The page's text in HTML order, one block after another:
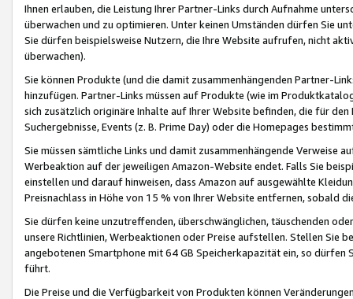
Ihnen erlauben, die Leistung Ihrer Partner-Links durch Aufnahme
überwachen und zu optimieren. Unter keinen Umständen dürfen Sie
Sie dürfen beispielsweise Nutzern, die Ihre Website aufrufen, nicht
überwachen).
Sie können Produkte (und die damit zusammenhängenden Partner-
hinzufügen. Partner-Links müssen auf Produkte (wie im
sich zusätzlich originäre Inhalte auf Ihrer Website befinden, die für
Suchergebnisse, Events (z. B. Prime Day) oder die Homepages
Sie müssen sämtliche Links und damit zusammenhängende
Werbeaktion auf der jeweiligen Amazon-Website endet. Falls Sie
einstellen und darauf hinweisen, dass Amazon auf ausgewählte
Preisnachlass in Höhe von 15 % von Ihrer Website entfernen, sobald
Sie dürfen keine unzutreffenden, überschwänglichen, täuschenden
unsere Richtlinien, Werbeaktionen oder Preise aufstellen. Stellen Sie
angebotenen Smartphone mit 64 GB Speicherkapazität ein, so dürfen
führt.
Die Preise und die Verfügbarkeit von Produkten können